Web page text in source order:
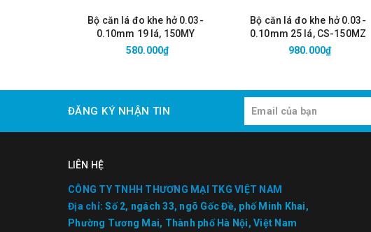
Bộ căn lá đo khe hở 0.03-
0.10mm 19 lá, 150MY
580.000₫
Bộ căn lá đo khe hở 0.03-
0.10mm 25 lá, CS-150MZ
980.000₫
ĐĂNG KÝ NHẬN TIN
LIÊN HỆ
CÔNG TY TNHH THƯƠNG MẠI TKG VIỆT NAM
Địa chỉ: Số 2, ngách 33, ngõ Gốc Đề, phố Minh Khai,
Phường Tương Mai, Thành phố Hà Nội, Việt Nam